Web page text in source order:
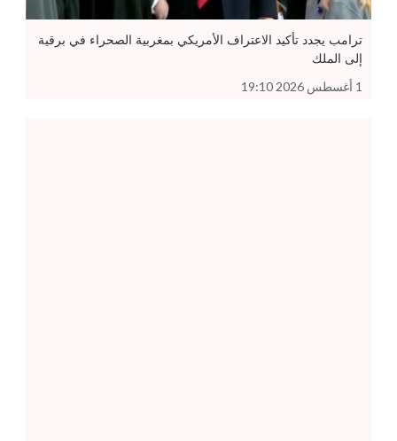
ترامب يجدد تأكيد الاعتراف الأمريكي بمغربية الصحراء في برقية
إلى الملك
1 أغسطس 2026 19:10